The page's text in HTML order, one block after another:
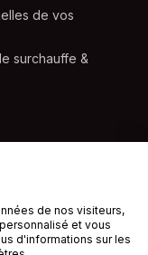
de vos
surchauffe &
de nos visiteurs,
et vous
d'informations sur les